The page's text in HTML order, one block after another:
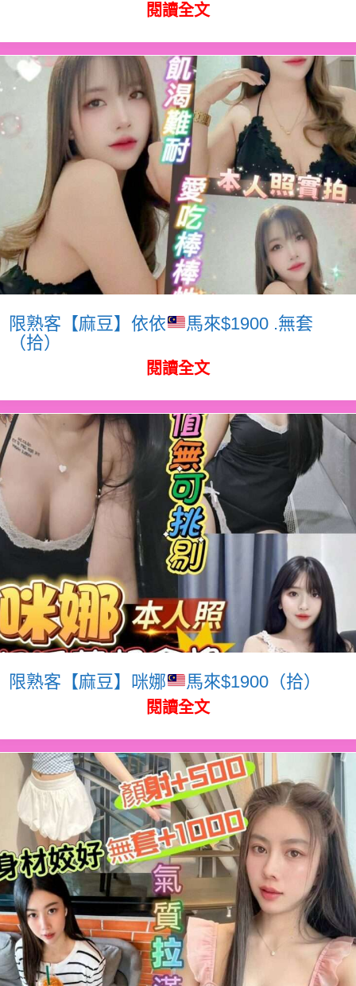
閱讀全文
限熟客【麻豆】依依
馬來$1900 .無套
（拾）
閱讀全文
限熟客【麻豆】咪娜 馬來$1900（拾）
閱讀全文